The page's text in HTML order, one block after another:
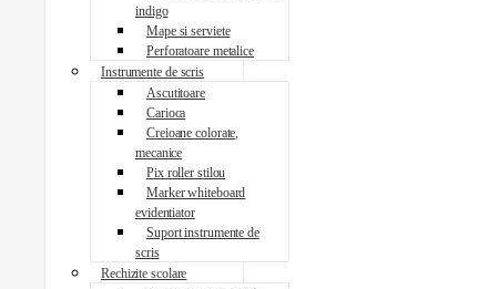
indigo
Mape si serviete
Perforatoare metalice
Instrumente de scris
Ascutitoare
Carioca
Creioane colorate,
mecanice
Pix roller stilou
Marker whiteboard
evidentiator
Suport instrumente de
scris
Rechizite scolare